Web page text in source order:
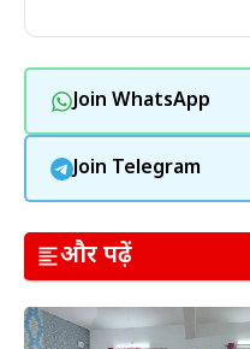
Join WhatsApp
Join Telegram
और पढ़ें